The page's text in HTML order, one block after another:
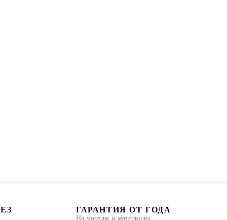
ГАРАНТИЯ ОТ ГОДА
На монтаж и материалы